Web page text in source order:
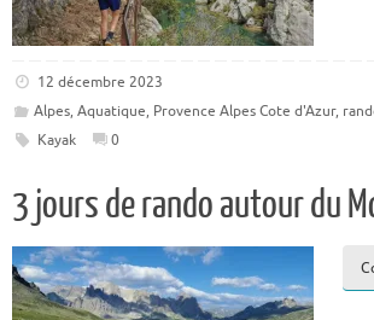
12 décembre 2023
Alpes, Aquatique, Provence Alpes Cote d'Azur,
Kayak
0
3 jours de rando autour du